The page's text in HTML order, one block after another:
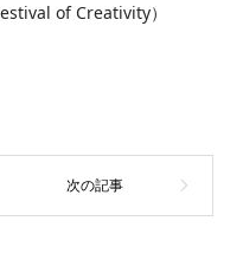
of Creativity）